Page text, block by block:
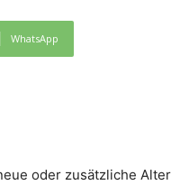
WhatsApp
oder zusätzliche